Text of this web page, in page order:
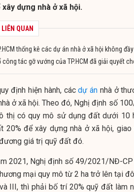
dựng nhà ở xã hội.
QUAN
thống kê các dự án nhà ở xã hội không
công tác gỡ vướng của TP.HCM đã giải quyết
định hiện hành, cácdự án nhà ở
ở xã hội. Theo đó, Nghị định số
thị có quy mô sử dụng đất dưới 10
20% để xây dựng nhà ở xã hội,
giá trị quỹ đất đó.
2021, Nghị định số 49/2021/NĐ-
mại quy mô từ 2 ha trở lên tại
III, thì phải bố trí 20% quỹ đất làm